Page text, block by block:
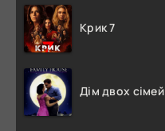
Крик 7
Дім двох сімей